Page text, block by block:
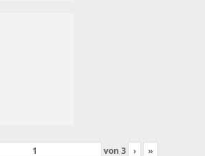
von 3 ›
»